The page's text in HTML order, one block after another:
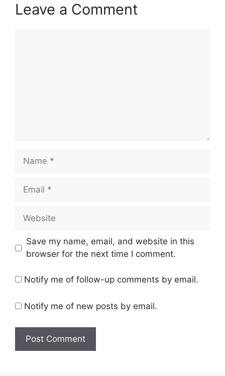
Leave a Comment
Name
Email
Website
Save my name, email, and website in this
browser for the next time I comment.
Notify me of follow-up comments by email.
Notify me of new posts by email.